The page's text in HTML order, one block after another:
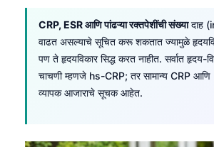
CRP, ESR आणि पांढऱ्या रक्तपेशींची संख्यादाह
वाढत असल्याचे सूचित करू शकतात ज्यामुळे
पण ते हृदयविकार सिद्ध करत नाहीत. सर्वात हृदय-
चाचणी म्हणजे hs-CRP; तर सामान्य CRP
व्यापक आजाराचे सूचक आहेत.
Occitan
العربية المغربية
Afrikaans